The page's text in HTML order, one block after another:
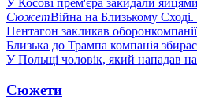
У Косові прем'єра закидали
СюжетВійна на Близькому
Пентагон закликав
Близька до Трампа компанія
У Польщі чоловік, який нападав
Сюжети